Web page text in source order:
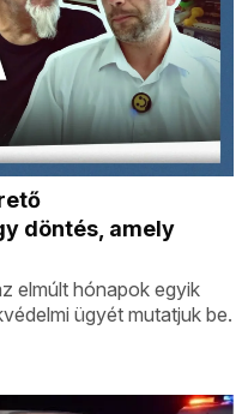
döntés, amely
elmúlt hónapok egyik
ügyét mutatjuk be.